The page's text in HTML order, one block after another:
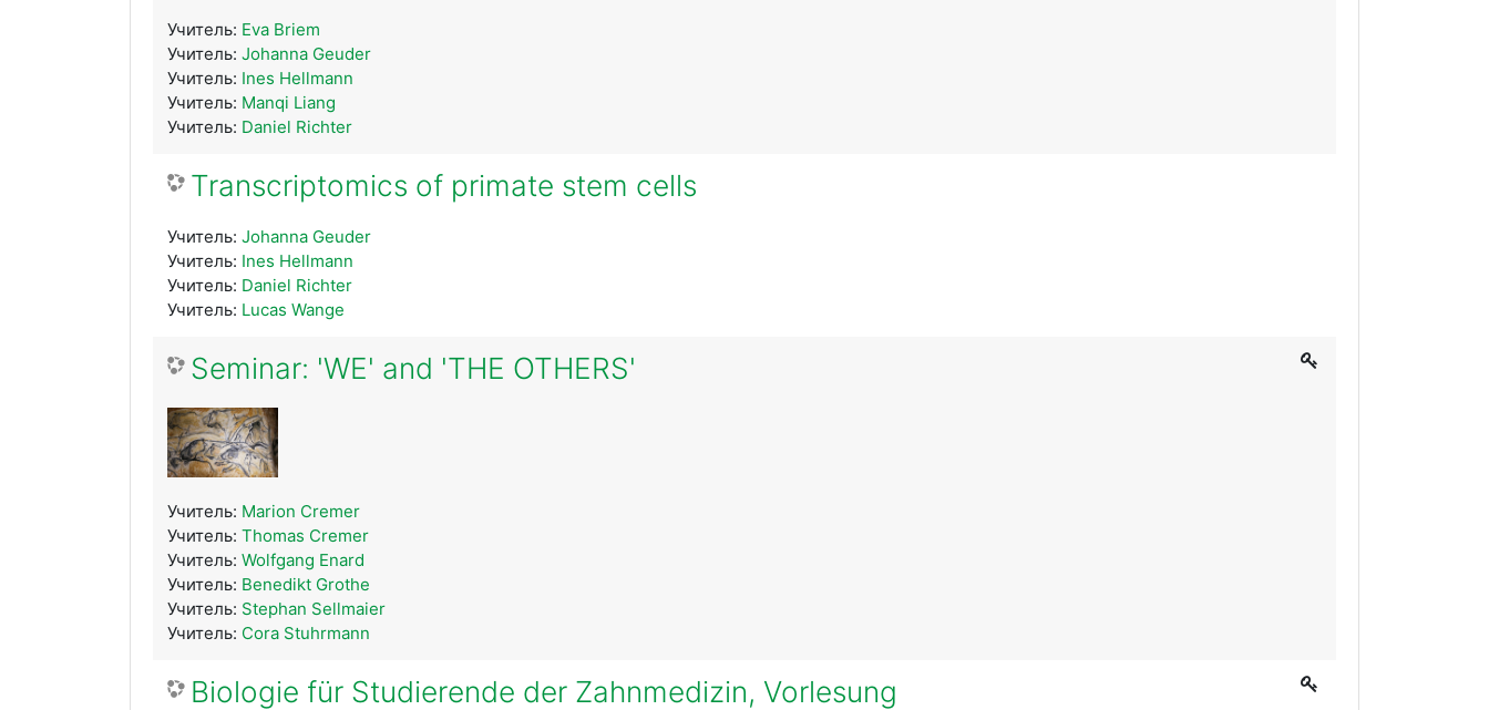
Учитель: Eva Briem
Учитель: Johanna Geuder
Учитель: Ines Hellmann
Учитель: Manqi Liang
Учитель: Daniel Richter
Transcriptomics of primate stem cells
Учитель: Johanna Geuder
Учитель: Ines Hellmann
Учитель: Daniel Richter
Учитель: Lucas Wange
Seminar: 'WE' and 'THE OTHERS'
Учитель: Marion Cremer
Учитель: Thomas Cremer
Учитель: Wolfgang Enard
Учитель: Benedikt Grothe
Учитель: Stephan Sellmaier
Учитель: Cora Stuhrmann
Biologie für Studierende der Zahnmedizin, Vorlesung